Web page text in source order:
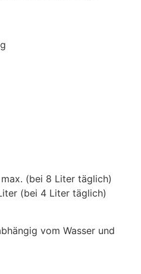
(bei 8 Liter täglich)
(bei 4 Liter täglich)
vom Wasser und